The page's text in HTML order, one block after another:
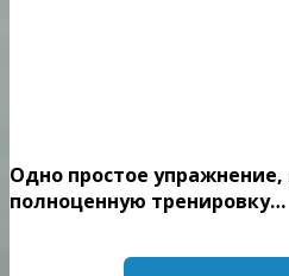
Одно простое
полноценную тренировку…